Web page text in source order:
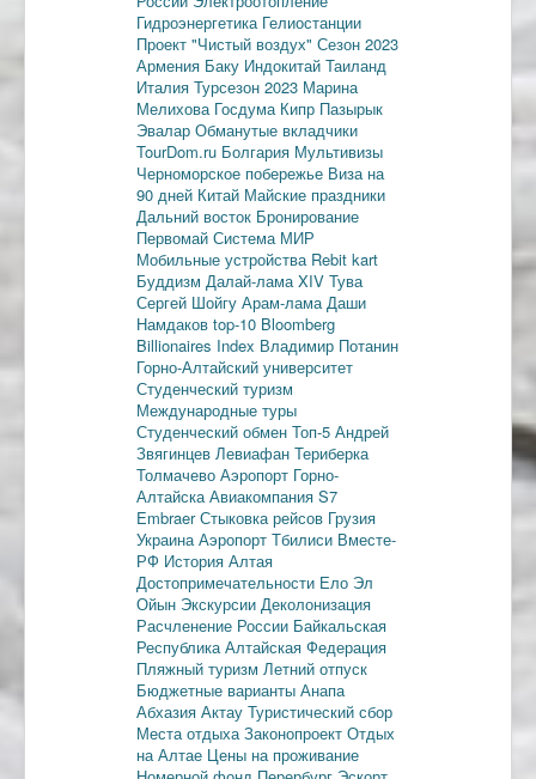
Гидроэнергетика Гелиостанции
Проект "Чистый воздух" Сезон 2023
Армения Баку Индокитай Таиланд
Италия Турсезон 2023 Марина
Мелихова Госдума Кипр Пазырык
Эвалар Обманутые вкладчики
TourDom.ru Болгария Мультивизы
Черноморское побережье Виза на
90 дней Китай Майские праздники
Дальний восток Бронирование
Первомай Система МИР
Мобильные устройства Rebit kart
Буддизм Далай-лама XIV Тува
Сергей Шойгу Арам-лама Даши
Намдаков top-10 Bloomberg
Billionaires Index Владимир Потанин
Горно-Алтайский университет
Студенческий туризм
Международные туры
Студенческий обмен Топ-5 Андрей
Звягинцев Левиафан Териберка
Толмачево Аэропорт Горно-
Алтайска Авиакомпания S7
EmbraerСтыковка рейсов Грузия
Украина Аэропорт Тбилиси Вместе-
РФ История Алтая
Достопримечательности Ело Эл
Ойын Экскурсии Деколонизация
Расчленение России Байкальская
Республика Алтайская Федерация
Пляжный туризм Летний отпуск
Бюджетные варианты Анапа
Абхазия Актау Туристический сбор
Места отдыха Законопроект Отдых
на Алтае Цены на проживание